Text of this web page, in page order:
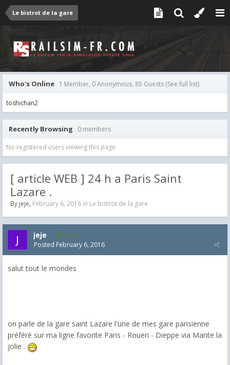
Le bistrot de la gare
Who's Online 1 Member, 0 Anonymous, 85 Guests (See full list)
toshichan2
Recently Browsing 0 members
No registered users viewing this page.
[ article WEB ] 24 h a Paris Saint
Lazare .
By jeje, February 6, 2016 in Le bistrot de la gare
jeje 1,304
Posted February 6, 2016
salut tout le mondes
on parle de la gare saint Lazare l'une de mes gare parisienne
préféré sur ma ligne favorite Paris - Rouen - Dieppe via Mante la
jolie .